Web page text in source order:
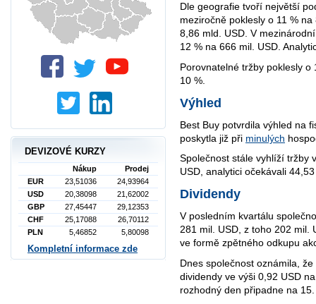
Dle geografie tvoří největší
meziročně poklesly o 11 %
8,86 mld. USD. V
12 % na 666 mil. USD.
Porovnatelné tržby poklesly o
10 %.
Výhled
Best Buy potvrdila výhled na
poskytla již při minulých
Společnost stále vyhlíží tržby
USD, analytici očekávali
Dividendy
V posledním kvartálu
281 mil. USD, z toho 202 mil.
ve formě zpětného odkupu
Dnes společnost oznámila,
dividendy ve výši 0,92 USD
rozhodný den připadne na
DEVIZOVÉ KURZY
Nákup
Prodej
EUR
23,51036
24,93964
USD
20,38098
21,62002
GBP
27,45447
29,12353
CHF
25,17088
26,70112
PLN
5,46852 5,80098
Kompletní informace zde